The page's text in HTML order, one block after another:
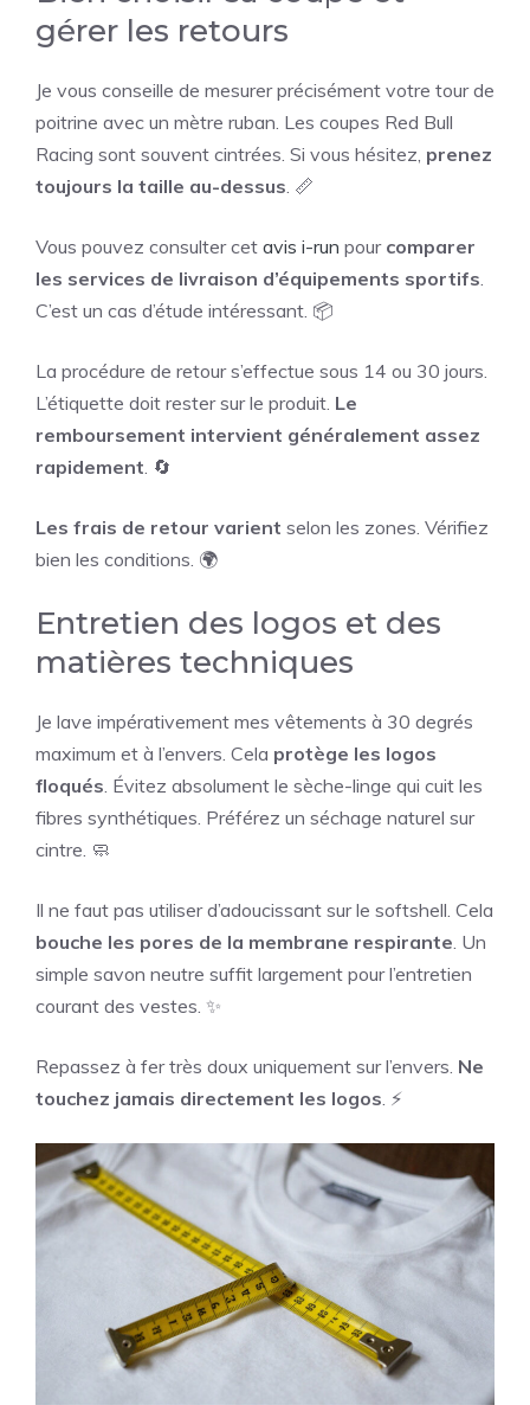
gérer les retours
Je vous conseille de mesurer précisément votre tour de
poitrine avec un mètre ruban. Les coupes Red Bull
Racing sont souvent cintrées. Si vous hésitez, prenez
toujours la taille au-dessus . 📏
Vous pouvez consulter cet avis i-run pour comparer
les services de livraison d’équipements sportifs
C’est un cas d’étude intéressant. 📦
La procédure de retour s’effectue sous 14 ou 30 jours.
L’étiquette doit rester sur le produit. Le
remboursement intervient généralement assez
rapidement . 🔄
Les frais de retour varient selon les zones. Vérifiez
bien les conditions. 🌍
Entretien des logos et des
matières techniques
Je lave impérativement mes vêtements à 30 degrés
maximum et à l’envers. Cela protège les logos
floqués . Évitez absolument le sèche-linge qui cuit les
fibres synthétiques. Préférez un séchage naturel sur
cintre. 🧼
Il ne faut pas utiliser d’adoucissant sur le softshell. Cela
bouche les pores de la membrane respirante . Un
simple savon neutre suffit largement pour l’entretien
courant des vestes. ✨
Repassez à fer très doux uniquement sur l’envers. Ne
touchez jamais directement les logos . ⚡